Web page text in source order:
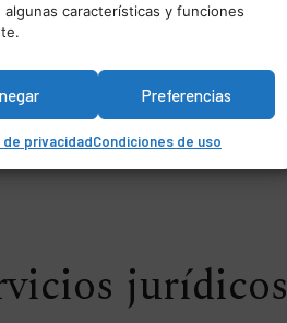
características y funciones
Preferencias
de privacidadCondiciones de uso
jurídicos